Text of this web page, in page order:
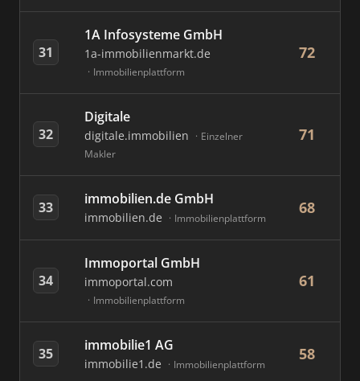
31
1A Infosysteme GmbH
1a-immobilienmarkt.de
Immobilienplattform
72
32
Digitale
digitale.immobilien
Einzelner
Makler
71
33 immobilien.de GmbH
immobilien.de Immobilienplattform
68
34
Immoportal GmbH
immoportal.com
Immobilienplattform
61
35 immobilie1 AG
immobilie1.de Immobilienplattform
58